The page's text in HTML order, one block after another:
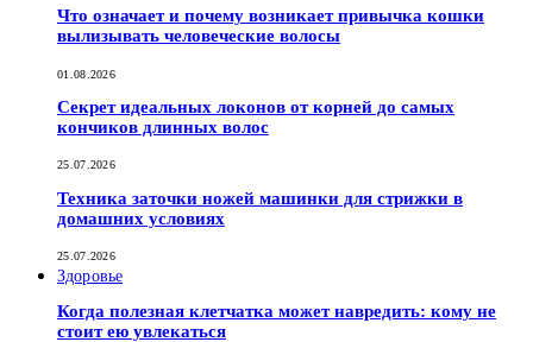
Что означает и почему возникает привычка кошки
вылизывать человеческие волосы
01.08.2026
Секрет идеальных локонов от корней до самых
кончиков длинных волос
25.07.2026
Техника заточки ножей машинки для стрижки в
домашних условиях
25.07.2026
Здоровье
Когда полезная клетчатка может навредить: кому не
стоит ею увлекаться